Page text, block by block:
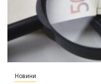
Новини